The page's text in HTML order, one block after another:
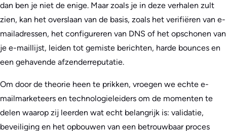
dan ben je niet de enige. Maar zoals je in deze verhalen zult
zien, kan het overslaan van de basis, zoals het verifiëren van e-
mailadressen, het configureren van DNS of het opschonen van
je e-maillijst, leiden tot gemiste berichten, harde bounces en
een gehavende afzenderreputatie.
Om door de theorie heen te prikken, vroegen we echte e-
mailmarketeers en technologieleiders om de momenten te
delen waarop zij leerden wat echt belangrijk is: validatie,
beveiliging en het opbouwen van een betrouwbaar proces